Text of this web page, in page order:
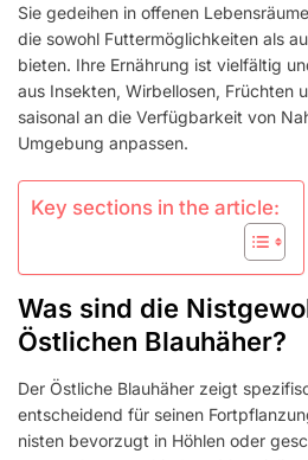
Sie gedeihen in offenen
die sowohl Futtermöglichkeiten als
bieten. Ihre Ernährung ist vielfältig
aus Insekten, Wirbellosen, Früchten
saisonal an die Verfügbarkeit von
Umgebung anpassen.
Key sections in the article:
Was sind die
Östlichen Blauhäher?
Der Östliche Blauhäher zeigt
entscheidend für seinen
nisten bevorzugt in Höhlen oder